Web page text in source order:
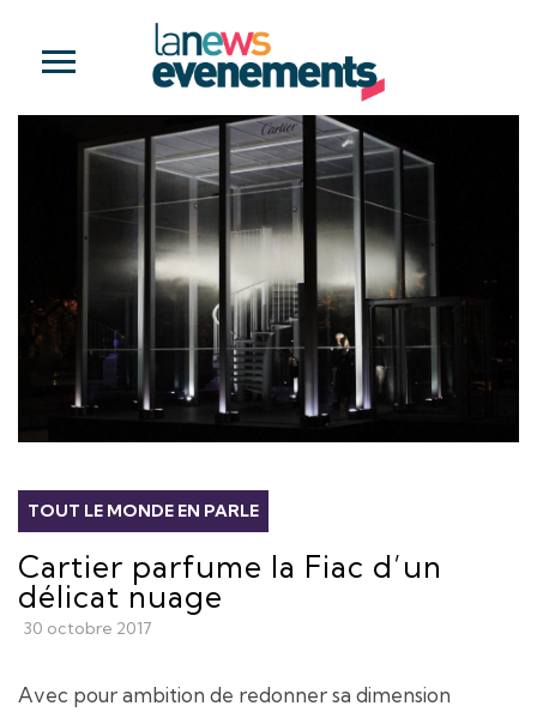
TOUT LE MONDE EN PARLE
Cartier parfume la Fiac d’un
délicat nuage
30 octobre 2017
Avec pour ambition de redonner sa dimension